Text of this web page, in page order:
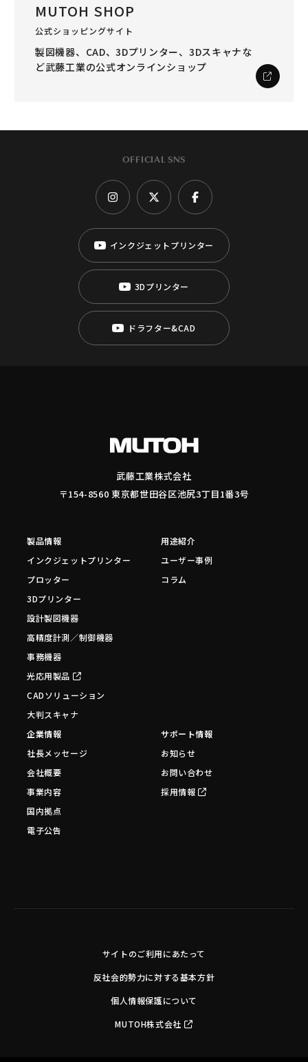
MUTOH SHOP
公式ショッピングサイト
製図機器、CAD、3Dプリンター、3Dスキャナな
ど武藤工業の公式オンラインショップ
OFFICIAL SNS
インクジェットプリンター
3Dプリンター
ドラフター&CAD
武藤工業株式会社
〒154-8560 東京都世田谷区池尻3丁目1番3号
製品情報
インクジェットプリンター
プロッター
3Dプリンター
設計製図機器
高精度計測／制御機器
事務機器
光応用製品
CADソリューション
大判スキャナ
用途紹介
ユーザー事例
コラム
企業情報
社長メッセージ
会社概要
事業内容
国内拠点
電子公告
サポート情報
お知らせ
お問い合わせ
採用情報
サイトのご利用にあたって
反社会的勢力に対する基本方針
個人情報保護について
MUTOH株式会社